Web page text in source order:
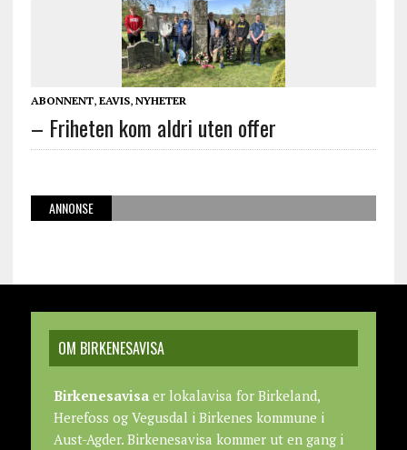
ABONNENT, EAVIS, NYHETER
– Friheten kom aldri uten offer
ANNONSE
OM BIRKENESAVISA
Birkenesavisaer lokalavisa for Birkeland,
Herefoss og Vegusdal i Birkenes kommune i
Aust-Agder. Birkenesavisa kommer ut en gang i